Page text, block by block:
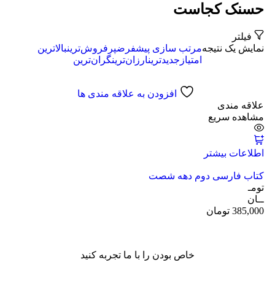
حسنک کجاست
فیلتر
نمایش یک نتیجهمرتب سازی پیشفرضپرفروش‌ترینبالاترین
امتیاز جدیدترینارزان‌ترینگران‌ترین
افزودن به علاقه مندی ها
علاقه مندی
مشاهده سریع
اطلاعات بیشتر
کتاب فارسی دوم دهه شصت
تومـ
ــان
385,000 تومان
خاص بودن را با ما تجربه کنید